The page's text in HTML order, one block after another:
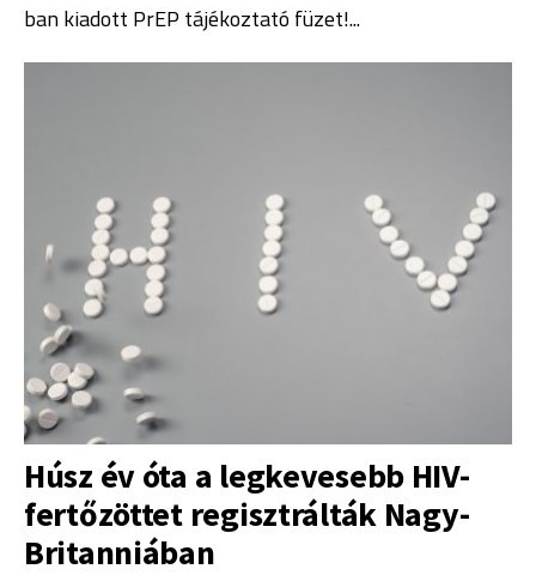
ban kiadott PrEP tájékoztató füzet!...
Húsz év óta a legkevesebb HIV-
fertőzöttet regisztrálták Nagy-
Britanniában